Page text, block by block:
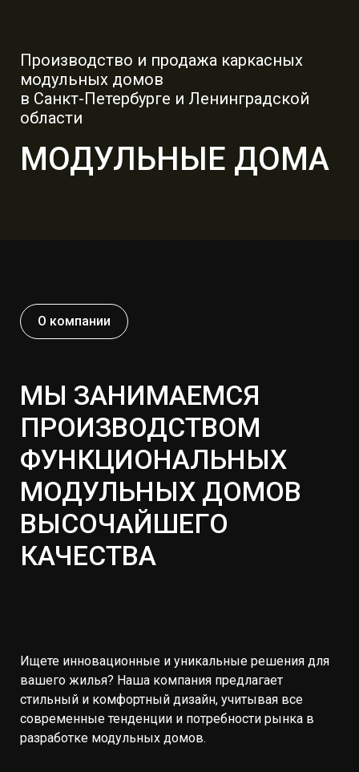
Производство и продажа каркасных
модульных домов
в Санкт-Петербурге и Ленинградской
области
МОДУЛЬНЫЕ ДОМА
О компании
МЫ ЗАНИМАЕМСЯ
ПРОИЗВОДСТВОМ
ФУНКЦИОНАЛЬНЫХ
МОДУЛЬНЫХ ДОМОВ
ВЫСОЧАЙШЕГО
КАЧЕСТВА
Ищете инновационные и уникальные решения для
вашего жилья? Наша компания предлагает
стильный и комфортный дизайн, учитывая все
современные тенденции и потребности рынка в
разработке модульных домов.